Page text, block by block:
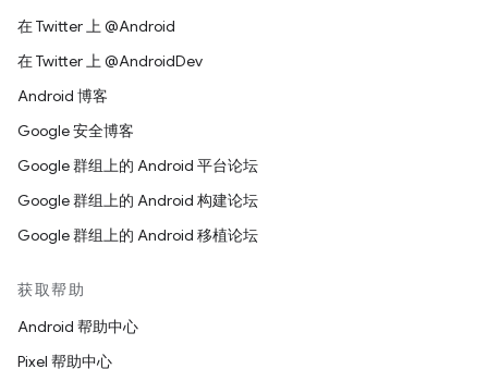
在 Twitter 上 @Android
在 Twitter 上 @AndroidDev
Android 博客
Google 安全博客
Google 群组上的 Android 平台论坛
Google 群组上的 Android 构建论坛
Google 群组上的 Android 移植论坛
获取帮助
Android 帮助中心
Pixel 帮助中心